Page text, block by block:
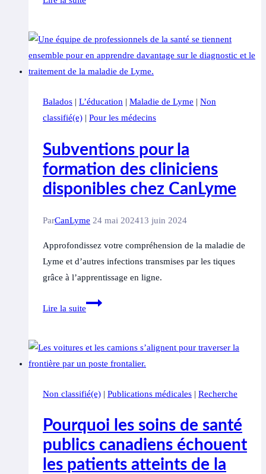
d’été,
éducateurs
de
air,
enseignants
parents
Balados | L’éducation | Maladie de Lyme | Non
classifié(e) | Pour les médecins
Subventions pour la
formation des cliniciens
disponibles chez CanLyme
ParCanLyme 24 mai 202413 juin 2024
Approfondissez votre compréhension de la maladie de
Lyme et d’autres infections transmises par les tiques
grâce à l’apprentissage en ligne.
Lire la suite
Subventions
formation
des
disponibles
CanLyme
Non classifié(e) | Publications médicales | Recherche
Pourquoi les soins de santé
publics canadiens échouent
les patients atteints de la